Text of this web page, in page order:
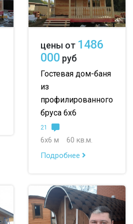
небольшие
маленькие
до 200 м
По опциям:
с эркером
с санузлом с ванной
с гостевой комнатой
цены от 1486
000 руб
Гостевая дом-баня
из
профилированного
бруса 6х6
21
6х6 м
60 кв.м.
Подробнее